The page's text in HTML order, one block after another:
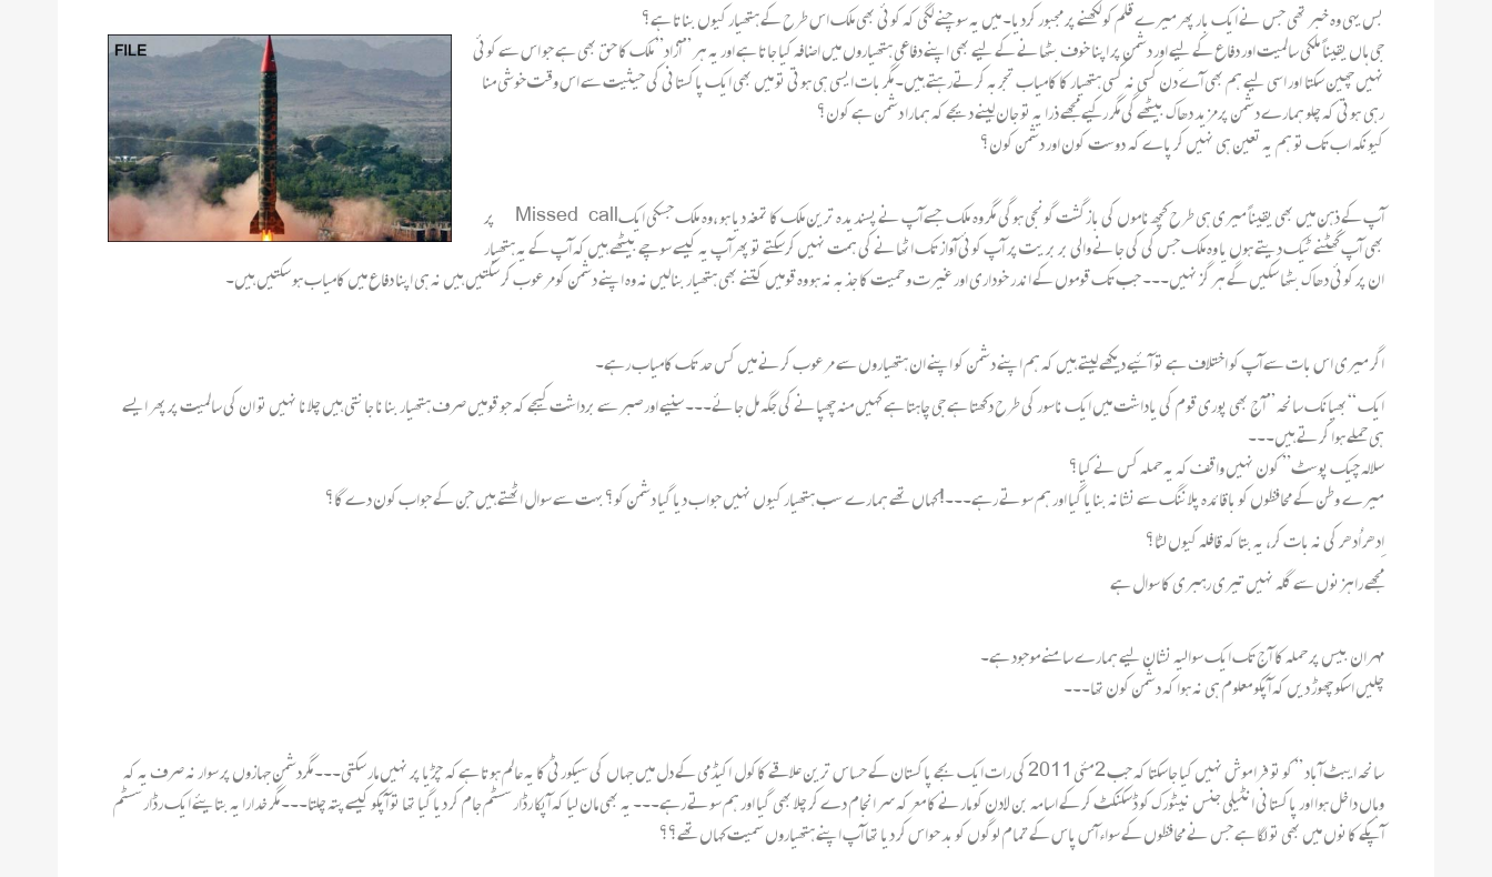
بس یہی وہ خبر تھی جس نے ایک بار پھرمیرے قلم کو لکھنے پر مجبور کردیا۔ میں یہ سوچنے لگی کہ کوئی بھی ملک اس طرح کے ہتھیار کیوں بناتا ہے؟
جی ہاں یقیناً ملکی سالمیت اور دفاع کے لیے اور دشمن پر اپنا خوف بٹھانے کے لیے بھی اپنے دفاعی ہتھیاروں میں اضافہ کیا جاتا ہے اور یہ ہر ” آزاد” ملک کا حق بھی ہے جو اس سے کوئی
نہیں چھین سکتا اور اسی لیے ہم بھی آےٴ دن کسی نہ کسی ہتھیار کا کامیاب تجربہ کرتےرہتے ہیں۔ مگر بات ایسی ہی ہوتی تو میں بھی ایک پاکستانی کی حیثیت سے اس وقت خوشی منا
رہی ہوتی کہ چلو ہمارے دشمن پرمزید دھاک بیٹھے گی مگر رکیے مجھے ذرا یہ تو جان لینے دیجے کہ ہمارا دشمن ہے کون؟
کیونکہ اب تک تو ہم یہ تعین ہی نہیں کر پاےٴ کہ دوست کون اور دشمن کون؟
آپ کے ذہن میں بھی یقیناً میری ہی طرح کچھ ناموں کی بازگشت گونجی ہوگی مگر وہ ملک جسے آپ نے پسندیدہ ترین ملک کا تمغہ دیا ہو ،وہ ملک جسکی ایکMissed call پر
بھی آپ گھٹنے ٹیک دیتے ہوں یا وہ ملک جس کی کی جانے والی بر بر یت پر آپ کوئی آواز تک اٹھانے کی ہمت نہیں کرسکتے تو پھرآپ یہ کیسے سوچے بیٹھے ہیں کہ آپ کے یہ ہتھیار
ان پر کوئی دھاک بٹھا سکیں گے ہر گز نہیں۔۔۔ جب تک قوموں کے اندر خوداری اور غیرت و حمیت کا جذبہ نہ ہو وہ قومیں کتنے بھی ہتھیار بنالیں نہ وہ اپنے دشمن کومرعوب کر سکتیں ہیں نہ ہی اپنا دفاع میں کامیاب ہو سکتیں ہیں۔
اگر میری اس بات سے آپ کو اختلاف ہے تو آئیے دیکھے لیتے ہیں کہ ہم اپنے دشمن کو اپنے ان ہتھیاروں سے مرعوب کرنے میں کس حد تک کامیاب رہے۔
ایک “بھیانک سانحہ ” آج بھی پوری قوم کی یاداشت میں ایک ناسور کی طرح دکھتا ہے جی چاہتا ہے کہیں منہ چھپانے کی جگہ مل جائے۔۔۔ سنیے اور صبر سے برداشت کیجے کہ جو قومیں صرف ہتھیار بنانا جانتی ہیں چلانا نہیں تو ان کی سالمیت پر پھر ایسے
ہی حملے ہوا کرتے ہیں۔۔۔
سلالہ چیک پوسٹ” کون نہیں واقف کہ یہ حملہ کس نے کیا؟
میرے وطن کے محافظوں کو باقائدہ پلاننگ سے نشانہ بنایا گیا اور ہم سوتے رہے۔۔۔! کہاں تھے ہمارے سب ہتھیار کیوں نہیں جواب دیا گیا دشمن کو؟ بہت سے سوال اٹھتے ہیں جن کے جواب کون دے گا؟
اِدھر اُدھر کی نہ بات کر، یہ بتا کہ قافلہ کیوں لٹا؟
مجھے راہزنوں سے گلہ نہیں تیری رہبری کا سوال ہے
مہران بیس پر حملہ کا آج تک ایک سوالیہ نشان لیے ہمارے سامنے موجود ہے۔
چلیں اسکو چھوڑ دیں کہ آپکو معلوم ہی نہ ہوا کہ دشمن کون تھا۔۔۔
سانحہ ایبٹ آباد ” کو تو فرا موش نہیں کیا جاسکتا کہ جب 2 مئی 2011 کی رات ایک بجے پاکستان کے حساس ترین علاقے کاکول اکیڈمی کے دل میں جہاں کی سیکورٹی کا یہ عالم ہوتا ہےکہ چڑیا پر نہیں مار سکتی۔۔۔ مگردشمن جہازوں پر سوار نہ صرف یہ کہ
وہاں داخل ہوا اور پاکستانی انٹیلی جنس نیٹورک کو ڈسکنکٹ کر کے اسامہ بن لادن کو مارنے کا معرکہ سر انجام دے کر چلا بھی گیا اور ہم سوتے رہے۔۔۔ یہ بھی مان لیا کہ آپکا رڈار سسٹم جام کر دیا گیا تھا تو آپکو کیسے پتہ چلتا۔۔۔ مگر خدارا یہ بتایئے ایک رڈار سسٹم
آپکے کانوں میں بھی تو لگا ہے جس نے محافظوں کے سواء آس پاس کے تمام لوگوں کو بد حواس کر دیا تھا آپ اپنے ہتھیاروں سمیت کہاں تھے؟؟